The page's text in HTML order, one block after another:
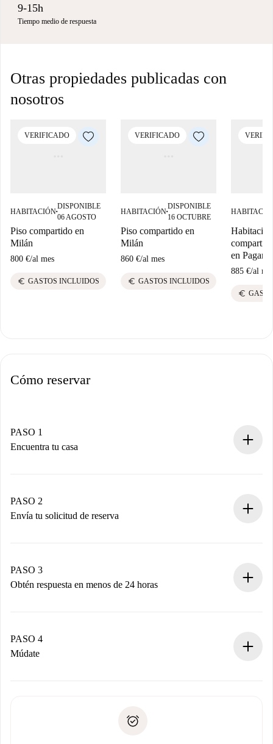
9-15h
Tiempo medio de respuesta
Otras propiedades publicadas con
nosotros
VERIFICADO
HABITACIÓN■
DISPONIBLE
06 AGOSTO
Piso compartido en
Milán
800 €/al mes
euro GASTOS INCLUIDOS
VERIFICADO
HABITACIÓN■
DISPONIBLE
16 OCTUBRE
Piso compartido en
Milán
860 €/al mes
euro GASTOS INCLUIDOS
en
885 €/al
euro
Cómo reservar
PASO 1
Encuentra tu casa
Tienes toda la información necesaria por adelantado.
PASO 2
Envía tu solicitud de reserva
propietario acepte.
PASO 3
Obtén respuesta en menos de 24 horas
contacto con el propietario.
Si es rechazada: No te haremos ningún cargo y te
Prueba de solvencia
PASO 4
Múdate
no nos comunicas ningún problema.